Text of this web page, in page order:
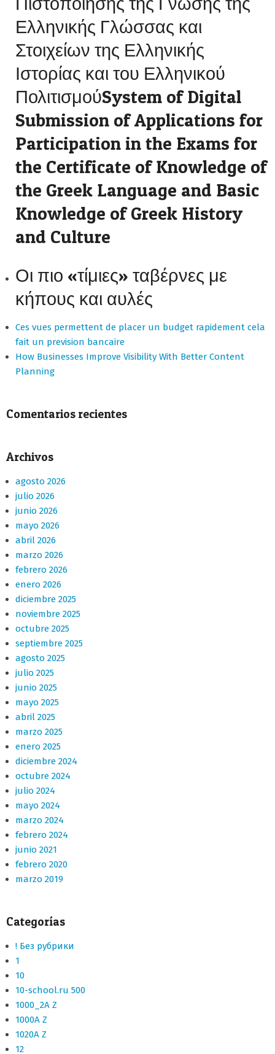
Ελληνικής Γλώσσας και
Στοιχείων της Ελληνικής
Ιστορίας και του Ελληνικού
ΠολιτισμούSystem of Digital
Submission of Applications for
Participation in the Exams for
the Certificate of Knowledge of
the Greek Language and Basic
Knowledge of Greek History
and Culture
Οι πιο «τίμιες» ταβέρνες με
κήπους και αυλές
Ces vues permettent de placer un budget rapidement cela
fait un prevision bancaire
How Businesses Improve Visibility With Better Content
Planning
Comentarios recientes
Archivos
agosto 2026
julio 2026
junio 2026
mayo 2026
abril 2026
marzo 2026
febrero 2026
enero 2026
diciembre 2025
noviembre 2025
octubre 2025
septiembre 2025
agosto 2025
julio 2025
junio 2025
mayo 2025
abril 2025
marzo 2025
enero 2025
diciembre 2024
octubre 2024
julio 2024
mayo 2024
marzo 2024
febrero 2024
junio 2021
febrero 2020
marzo 2019
Categorías
! Без рубрики
1
10
10-school.ru 500
1000_2A Z
1000A Z
1020A Z
12